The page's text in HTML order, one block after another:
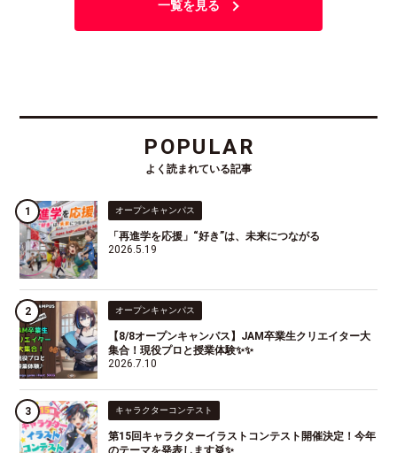
一覧を見る
POPULAR
よく読まれている記事
オープンキャンパス
「再進学を応援」“好き”は、未来につながる
2026.5.19
オープンキャンパス
【8/8オープンキャンパス】JAM卒業生クリエイター大
集合！現役プロと授業体験✨✨
2026.7.10
キャラクターコンテスト
第15回キャラクターイラストコンテスト開催決定！今年
のテーマを発表します🥁✨